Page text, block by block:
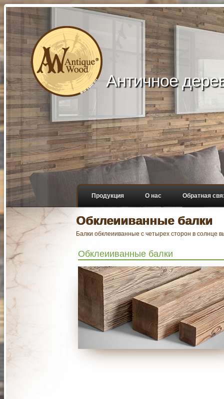
Aнтичное
Продукция О нас Обратная
Обклеииванные балки
Балки обклеииванные с четырех сторон в солнце
Обклеииванные балки